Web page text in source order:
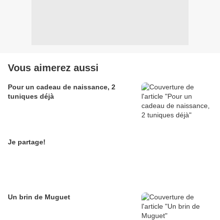
Vous aimerez aussi
Pour un cadeau de naissance, 2
tuniques déjà
Je partage!
Un brin de Muguet